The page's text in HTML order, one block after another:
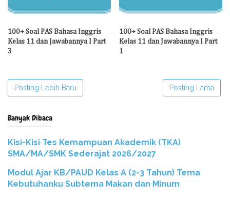
100+ Soal PAS Bahasa Inggris
Kelas 11 dan Jawabannya I Part
3
100+ Soal PAS Bahasa Inggris
Kelas 11 dan Jawabannya I Part
1
Posting Lebih Baru Posting Lama
Banyak Dibaca
Kisi-Kisi Tes Kemampuan Akademik (TKA)
SMA/MA/SMK Sederajat 2026/2027
Modul Ajar KB/PAUD Kelas A (2-3 Tahun) Tema
Kebutuhanku Subtema Makan dan Minum